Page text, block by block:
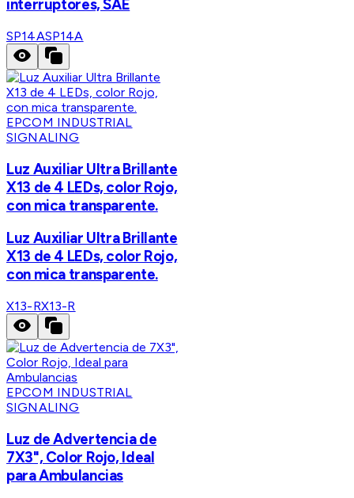
interruptores, SAE
SP14ASP14A
EPCOM INDUSTRIAL
SIGNALING
Luz Auxiliar Ultra Brillante
X13 de 4 LEDs, color Rojo,
con mica transparente.
Luz Auxiliar Ultra Brillante
X13 de 4 LEDs, color Rojo,
con mica transparente.
X13-RX13-R
EPCOM INDUSTRIAL
SIGNALING
Luz de Advertencia de
7X3", Color Rojo, Ideal
para Ambulancias